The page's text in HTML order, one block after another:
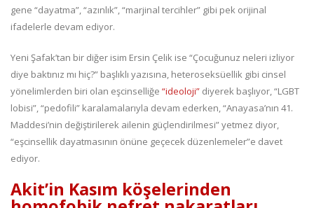
gene “dayatma”, “azınlık”, “marjinal tercihler” gibi pek orijinal
ifadelerle devam ediyor.
Yeni Şafak’tan bir diğer isim Ersin Çelik ise “Çocuğunuz neleri izliyor
diye baktınız mı hiç?” başlıklı yazısına, heteroseksüellik gibi cinsel
yönelimlerden biri olan eşcinselliğe “ideoloji” diyerek başlıyor, “LGBT
lobisi”, “pedofili” karalamalarıyla devam ederken, “Anayasa’nın 41.
Maddesi’nin değiştirilerek ailenin güçlendirilmesi” yetmez diyor,
“eşcinsellik dayatmasının önüne geçecek düzenlemeler”e davet
ediyor.
Akit’in Kasım köşelerinden